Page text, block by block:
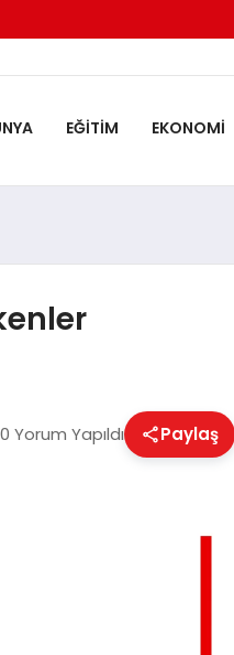
EĞITIM EKONOMI
0 Yorum Yapıldı Paylaş